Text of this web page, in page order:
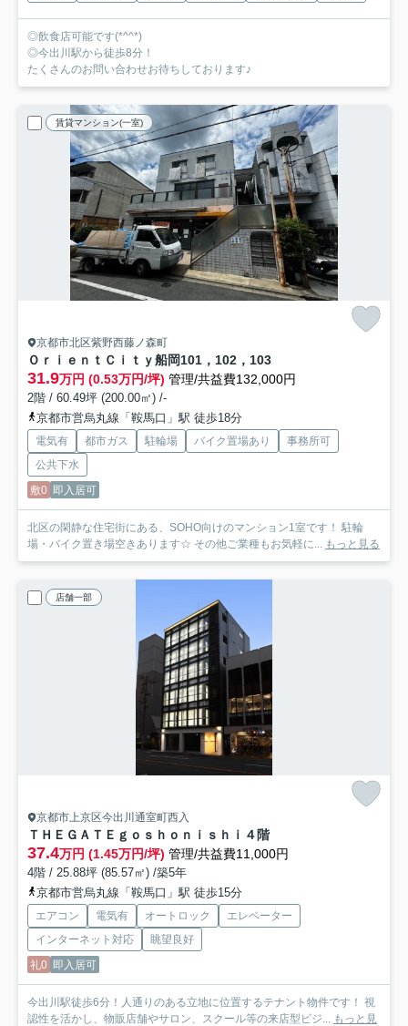
◎飲食店可能です(*^^*)
◎今出川駅から徒歩8分！
たくさんのお問い合わせお待ちしております♪
賃貸マンション(一室)
京都市北区紫野西藤ノ森町
ＯｒｉｅｎｔＣｉｔｙ船岡101，102，103
31.9万円 (0.53万円/坪) 管理/共益費132,000円
2階 / 60.49坪 (200.00㎡) /-
京都市営烏丸線「鞍馬口」駅 徒歩18分
電気有 都市ガス 駐輪場 バイク置場あり
事務所可
公共下水
敷0 即入居可
北区の閑静な住宅街にある、SOHO向けのマンション1室です！ 駐輪
場・バイク置き場空きあります☆ その他ご業種もお気軽に...
もっと見る
店舗一部
京都市上京区今出川通室町西入
ＴＨＥＧＡＴＥｇｏｓｈｏｎｉｓｈｉ ４階
37.4万円 (1.45万円/坪) 管理/共益費11,000円
4階 / 25.88坪 (85.57㎡) /築5年
京都市営烏丸線「鞍馬口」駅 徒歩15分
エアコン 電気有 オートロック
エレベーター
インターネット対応
眺望良好
礼0 即入居可
今出川駅徒歩6分！人通りのある立地に位置するテナント物件です！ 視
認性を活かし、物販店舗やサロン、スクール等の来店型ビジ...
もっと見